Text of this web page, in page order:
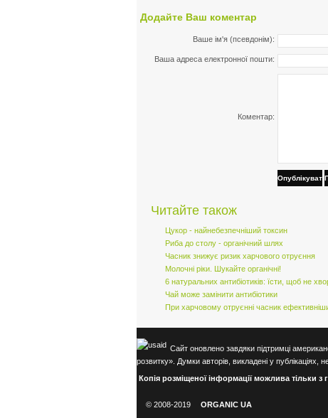
Додайте Ваш коментар
Ваше ім'я (псевдонім):
Ваша адреса електронної пошти:
Коментар:
Опублікувати
Читайте також
Цукор - найнебезпечніший токсин
Риба до столу - органічний шлях
Часник знижує ризик харчового отруєння
Молочні ріки. Шукайте органічні!
6 натуральних антибіотиків: їсти, щоб не
Чай може замінити антибіотики
При харчовому отруєнні часник
Сайт оновлено завдяки підтримці
розвитку». Думки авторів, викладені у
Копія розміщеної інформації можлива тільки з
© 2008-2019 ORGANIC UA